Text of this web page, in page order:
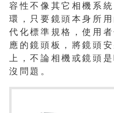
容性不像其它相機系
環，只要鏡頭本身所
代化標準規格，使用
應的鏡頭板，將鏡頭
上，不論相機或鏡頭
沒問題。